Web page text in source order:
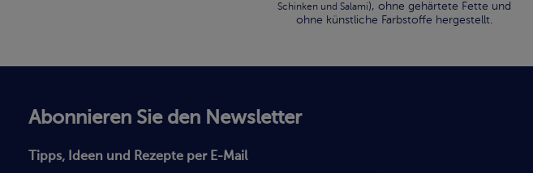
Schinken und Salami), ohne gehärtete Fette und
ohne künstliche Farbstoffe hergestellt.
Abonnieren Sie den Newsletter
Tipps, Ideen und Rezepte per E-Mail